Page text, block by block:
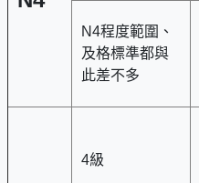
N4程度範圍、
及格標準都與
此差不多
4級